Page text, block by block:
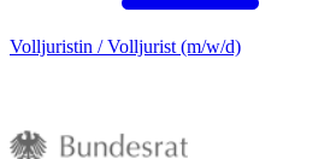
Volljuristin / Volljurist (m/w/d)